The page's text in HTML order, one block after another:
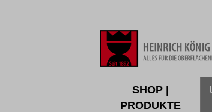
SHOP |
PRODUKTE